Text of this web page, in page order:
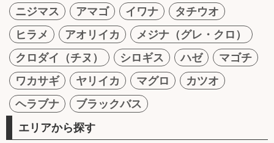
ニジマス
アマゴ イワナ
タチウオ
ヒラメ
アオリイカ
メジナ（グレ・クロ）
クロダイ（チヌ）
シロギス ハゼ
マゴチ
ワカサギ
ヤリイカ マグロ
カツオ
ヘラブナ
ブラックバス
エリアから探す